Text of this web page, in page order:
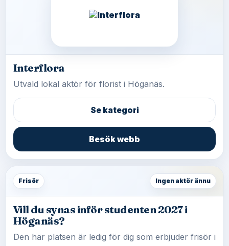
Interflora
Utvald lokal aktör för florist i Höganäs.
Se kategori
Besök webb
Frisör Ingen aktör ännu
Vill du synas inför studenten 2027 i
Höganäs?
Den här platsen är ledig för dig som erbjuder frisör i